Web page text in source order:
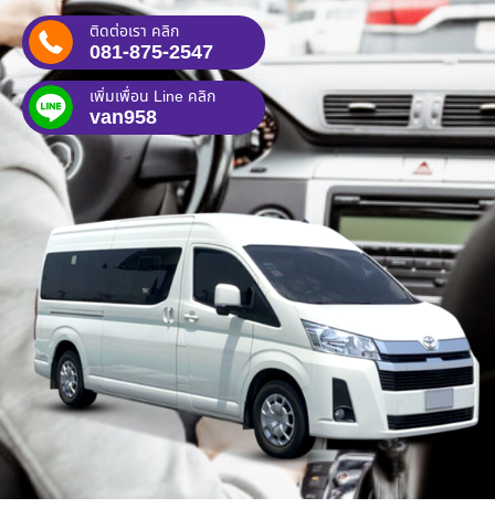
ติดต่อเรา คลิก
081-875-2547
เพิ่มเพื่อน Line คลิก
van958